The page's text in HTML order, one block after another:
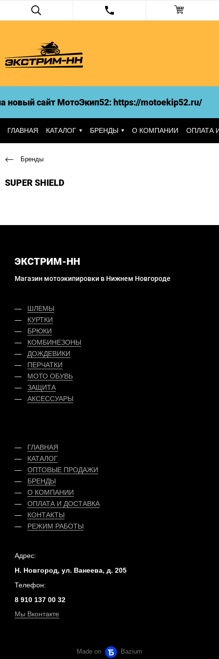
новый сайт МотоЭкип52: https://motoekip52.ru/
ГЛАВНАЯ КАТАЛОГ БРЕНДЫ О КОМПАНИИ ОПЛАТА
Бренды
SUPER SHIELD
ЭКСТРИМ-НН
Магазин мотоэкипировки в Нижнем Новгороде
ШЛЕМЫ
КУРТКИ
БРЮКИ
КОМБИНЕЗОНЫ
ДОЖДЕВИКИ
ПЕРЧАТКИ
МОТО ОБУВЬ
ЗАЩИТА
АКСЕССУАРЫ
ГЛАВНАЯ
КАТАЛОГ
ОПТОВЫЕ ПРОДАЖИ
БРЕНДЫ
О КОМПАНИИ
ОПЛАТАИ ДОСТАВКА
КОНТАКТЫ
РЕЖИМ РАБОТЫ
Адрес:
Н. Новгород, ул. Ванеева, д. 205
Телефон:
8 910 137 00 32
Мы Вконтакте
Made on Bazium